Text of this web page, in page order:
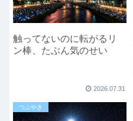
触ってないのに転がるリ
ン棒、たぶん気のせい
2026.07.31
つぶやき